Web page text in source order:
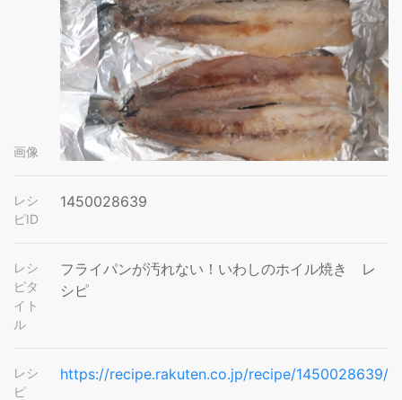
画像
レシ
ピID
1450028639
レシ
ピタ
イト
ル
フライパンが汚れない！いわしのホイル焼き レ
シピ
レシ
ピ
https://recipe.rakuten.co.jp/recipe/1450028639/